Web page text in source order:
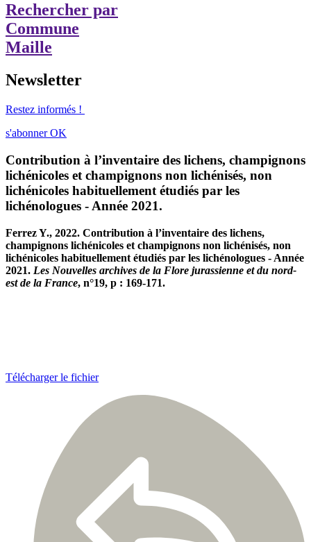
Rechercher par
Commune
Maille
Newsletter
Restez informés !
s'abonner OK
Contribution à l’inventaire des lichens, champignons
lichénicoles et champignons non lichénisés, non
lichénicoles habituellement étudiés par les
lichénologues - Année 2021.
Ferrez Y., 2022. Contribution à l’inventaire des lichens,
champignons lichénicoles et champignons non lichénisés, non
lichénicoles habituellement étudiés par les lichénologues - Année
2021. Les Nouvelles archives de la Flore jurassienne et du nord-
est de la France, n°19, p : 169-171.
Télécharger le fichier